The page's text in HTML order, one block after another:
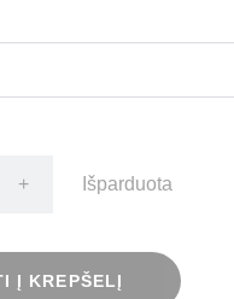
+ Išparduota
Į KREPŠELĮ